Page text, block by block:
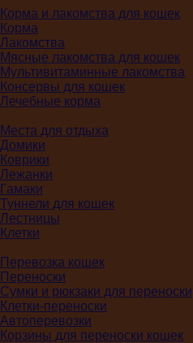
Корма и лакомства для кошек
Корма
Лакомства
Мясные лакомства для кошек
Мультивитаминные лакомства
Консервы для кошек
Лечебные корма
Места для отдыха
Домики
Коврики
Лежанки
Гамаки
Туннели для кошек
Лестницы
Клетки
Перевозка кошек
Переноски
Сумки и рюкзаки для переноски
Клетки-переноски
Автоперевозки
Корзины для переноски кошек